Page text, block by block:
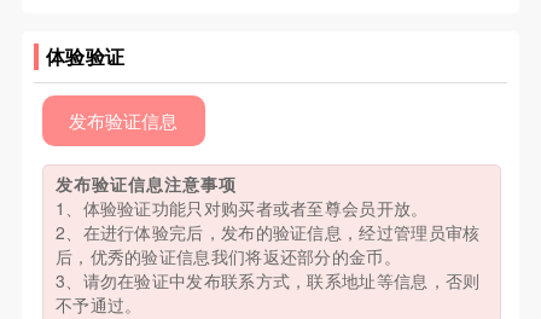
体验验证
发布验证信息
发布验证信息注意事项
1、体验验证功能只对购买者或者至尊会员开放。
2、在进行体验完后，发布的验证信息，经过管理员审核
后，优秀的验证信息我们将返还部分的金币。
3、请勿在验证中发布联系方式，联系地址等信息，否则
不予通过。